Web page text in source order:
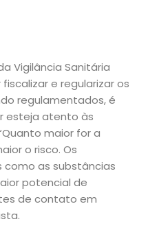
Vigilância Sanitária
e regularizar os
regulamentados, é
esteja atento às
maior for a
o risco. Os
as substâncias
potencial de
de contato em